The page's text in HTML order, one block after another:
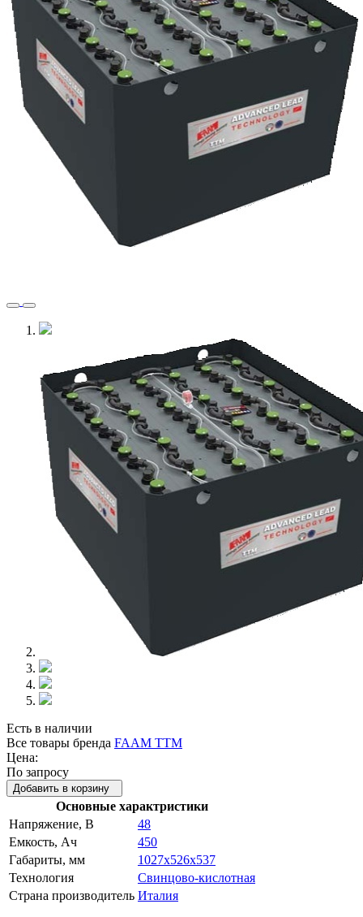
Есть в наличии
Все товары бренда FAAM TTM
Цена:
По запросу
Добавить в корзину
Основные характристики
Напряжение, В
48
Емкость, Ач
450
Габариты, мм
1027x526x537
Технология
Свинцово-кислотная
Страна производитель Италия